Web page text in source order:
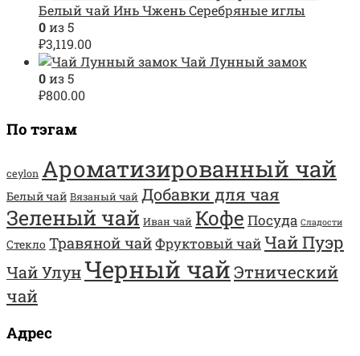
Белый чай Инь Чжень Серебряные иглы
0из 5
₽3,119.00
Чай Лунный замок
0из 5
₽800.00
По тэгам
ceylon Ароматизированный чай
Белый чай Вязаный чай Добавки для чая
Зеленый чай Иван чай Кофе Посуда Сладости
Стекло Травяной чайФруктовый чайЧай Пуэр
Чай УлунЧерный чайЭтнический
чай
Адрес